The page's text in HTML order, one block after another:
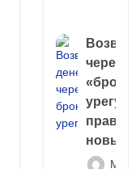
через
правда
новый